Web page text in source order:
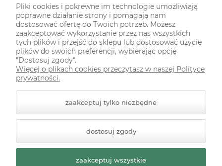
ODWIEDŹ NAS NA
Styl graficzny ShopGadget.pl
Sklep internetowy Shoper
Premium
Pliki cookies i pokrewne im technologie umożliwiają
poprawne działanie strony i pomagają nam
dostosować ofertę do Twoich potrzeb. Możesz
zaakceptować wykorzystanie przez nas wszystkich
tych plików i przejść do sklepu lub dostosować użycie
plików do swoich preferencji, wybierając opcję
"Dostosuj zgody".
Więcej o plikach cookies przeczytasz w naszej Polityce
prywatności.
zaakceptuj tylko niezbędne
dostosuj zgody
zaakceptuj wszystkie